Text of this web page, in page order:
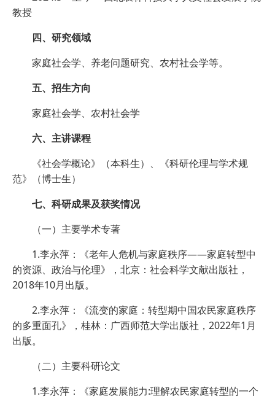
教授
四、研究领域
家庭社会学、养老问题研究、农村社会学等。
五、招生方向
家庭社会学、农村社会学
六、主讲课程
《社会学概论》（本科生）、《科研伦理与学术规
范》（博士生）
七、科研成果及获奖情况
（一）主要学术专著
1.李永萍：《老年人危机与家庭秩序——家庭转型中
的资源、政治与伦理》，北京：社会科学文献出版社，
2018年10月出版。
2.李永萍：《流变的家庭：转型期中国农民家庭秩序
的多重面孔》，桂林：广西师范大学出版社，2022年1月
出版。
（二）主要科研论文
1.李永萍：《家庭发展能力:理解农民家庭转型的一个